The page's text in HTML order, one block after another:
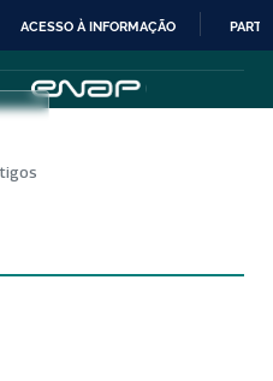
IR
PARA
CONTEÚDO
ACESSO À INFORMAÇÃO